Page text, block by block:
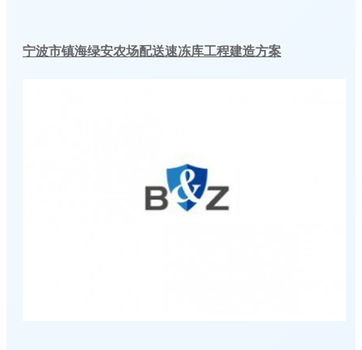
宁波市镇海绿安农场配送速冻库工程建造方案